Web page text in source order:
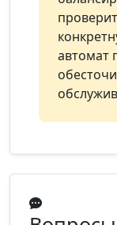
автомат